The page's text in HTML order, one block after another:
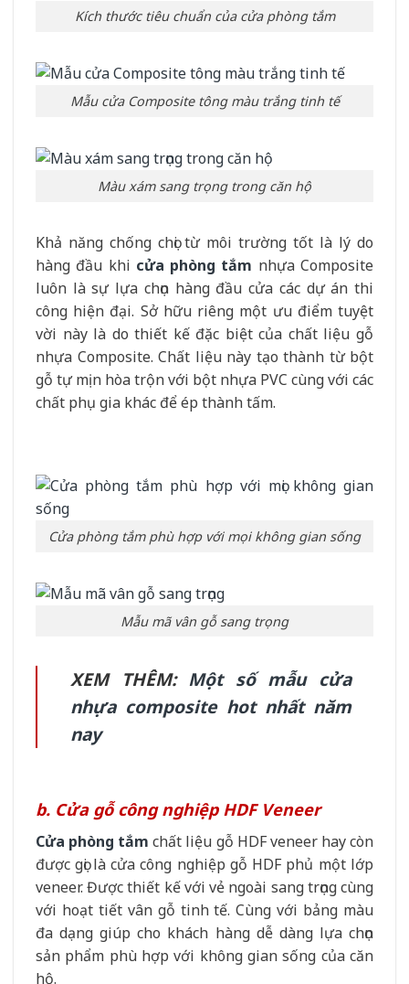
Kích thước tiêu chuẩn của cửa phòng tắm
Mẫu cửa Composite tông màu trắng tinh tế
Màu xám sang trọng trong căn hộ
Khả năng chống chọi từ môi trường tốt là lý do
hàng đầu khi cửa phòng tắm nhựa Composite
luôn là sự lựa chọn hàng đầu cửa các dự án thi
công hiện đại. Sở hữu riêng một ưu điểm tuyệt
vời này là do thiết kế đặc biệt của chất liệu gỗ
nhựa Composite. Chất liệu này tạo thành từ bột
gỗ tự mịn hòa trộn với bột nhựa PVC cùng với các
chất phụ gia khác để ép thành tấm.
Cửa phòng tắm phù hợp với mọi không gian sống
Mẫu mã vân gỗ sang trọng
XEM THÊM: Một số mẫu cửa
nhựa composite hot nhất năm
nay
b. Cửa gỗ công nghiệp HDF Veneer
Cửa phòng tắm chất liệu gỗ HDF veneer hay còn
được gọi là cửa công nghiệp gỗ HDF phủ một lớp
veneer. Được thiết kế với vẻ ngoài sang trọng cùng
với hoạt tiết vân gỗ tinh tế. Cùng với bảng màu
đa dạng giúp cho khách hàng dễ dàng lựa chọn
sản phẩm phù hợp với không gian sống của căn
hộ.